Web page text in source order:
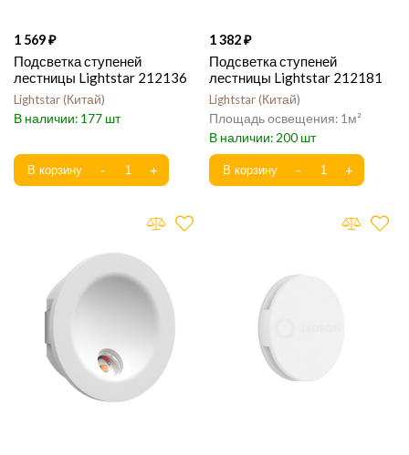
1 569
Подсветка ступеней
лестницы Lightstar 212136
Lightstar Китай
177
1 382
Подсветка ступеней
лестницы Lightstar 212181
Lightstar Китай
1
200